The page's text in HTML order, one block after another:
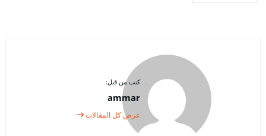
كتب من قبل:
ammar
عرض كل المقالات